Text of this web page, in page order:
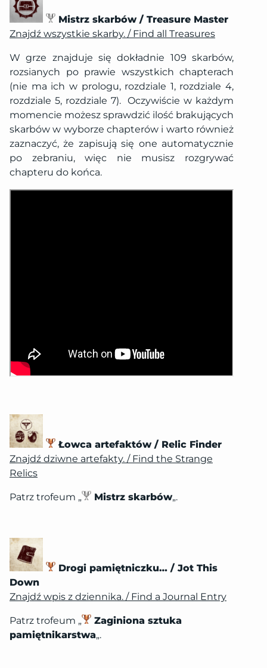
Mistrz skarbów / Treasure Master
Znajdź wszystkie skarby. / Find all Treasures
W grze znajduje się dokładnie 109 skarbów,
rozsianych po prawie wszystkich chapterach
(nie ma ich w prologu, rozdziale 1, rozdziale 4,
rozdziale 5, rozdziale 7). Oczywiście w każdym
momencie możesz sprawdzić ilość brakujących
skarbów w wyborze chapterów i warto również
zaznaczyć, że zapisują się one automatycznie
po zebraniu, więc nie musisz rozgrywać
chapteru do końca.
Łowca artefaktów / Relic Finder
Znajdź dziwne artefakty. / Find the Strange
Relics
Patrz trofeum „ Mistrz skarbów„.
Drogi pamiętniczku… / Jot This
Down
Znajdź wpis z dziennika. / Find a Journal Entry
Patrz trofeum „
Zaginiona sztuka
pamiętnikarstwa„.